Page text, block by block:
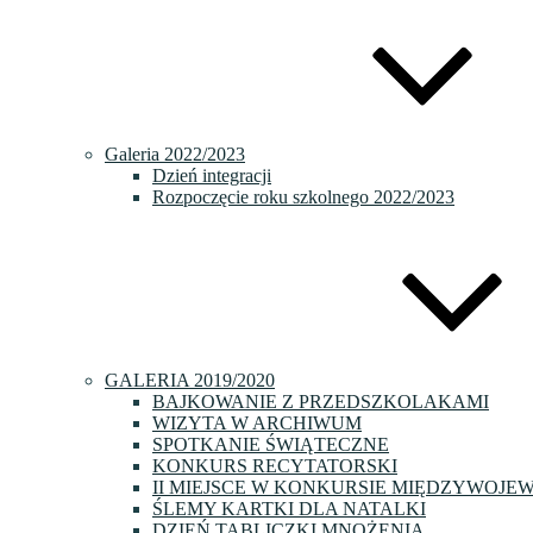
Galeria 2022/2023
Dzień integracji
Rozpoczęcie roku szkolnego 2022/2023
GALERIA 2019/2020
BAJKOWANIE Z PRZEDSZKOLAKAMI
WIZYTA W ARCHIWUM
SPOTKANIE ŚWIĄTECZNE
KONKURS RECYTATORSKI
II MIEJSCE W KONKURSIE
ŚLEMY KARTKI DLA NATALKI